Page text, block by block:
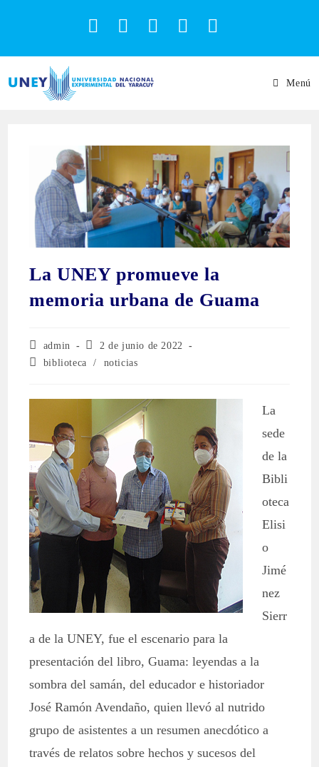
Menú
La UNEY promueve la
memoria urbana de Guama
admin
2 de junio de 2022
biblioteca
/ noticias
La
sede
de la
Bibli
oteca
Elisi
o
Jimé
nez
Sierr
a de la UNEY, fue el escenario para la
presentación del libro, Guama: leyendas a la
sombra del samán, del educador e historiador
José Ramón Avendaño, quien llevó al nutrido
grupo de asistentes a un resumen anecdótico a
través de relatos sobre hechos y sucesos del